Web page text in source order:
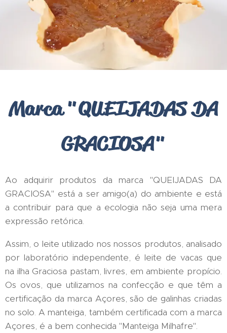
Marca "QUEIJADAS DA
GRACIOSA"
Ao adquirir produtos da marca "QUEIJADAS DA
GRACIOSA" está a ser amigo(a) do ambiente e está
a contribuir para que a ecologia não seja uma mera
expressão retórica.
Assim, o leite utilizado nos nossos produtos, analisado
por laboratório independente, é leite de vacas que
na ilha Graciosa pastam, livres, em ambiente propício.
Os ovos, que utilizamos na confecção e que têm a
certificação da marca Açores, são de galinhas criadas
no solo. A manteiga, também certificada com a marca
Açores, é a bem conhecida "Manteiga Milhafre".